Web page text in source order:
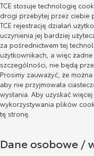
TCE stosuje technologię
drogi przebytej przez ciebie
TCE rejestrację działań
uczynienia jej bardziej
za pośrednictwem tej
użytkownikach, a więc
szczególności, nie będą
Prosimy zauważyć, że
aby nie przyjmowała
wysłania. Aby uzyskać
wykorzystywania plików
tę stronę.
Dane osobowe /